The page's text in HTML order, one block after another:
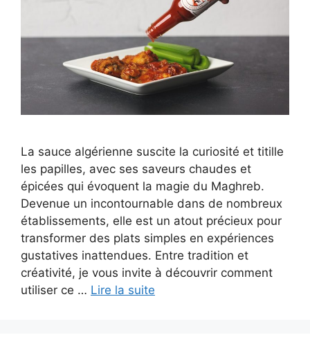
La sauce algérienne suscite la curiosité et titille
les papilles, avec ses saveurs chaudes et
épicées qui évoquent la magie du Maghreb.
Devenue un incontournable dans de nombreux
établissements, elle est un atout précieux pour
transformer des plats simples en expériences
gustatives inattendues. Entre tradition et
créativité, je vous invite à découvrir comment
utiliser ce … Lire la suite